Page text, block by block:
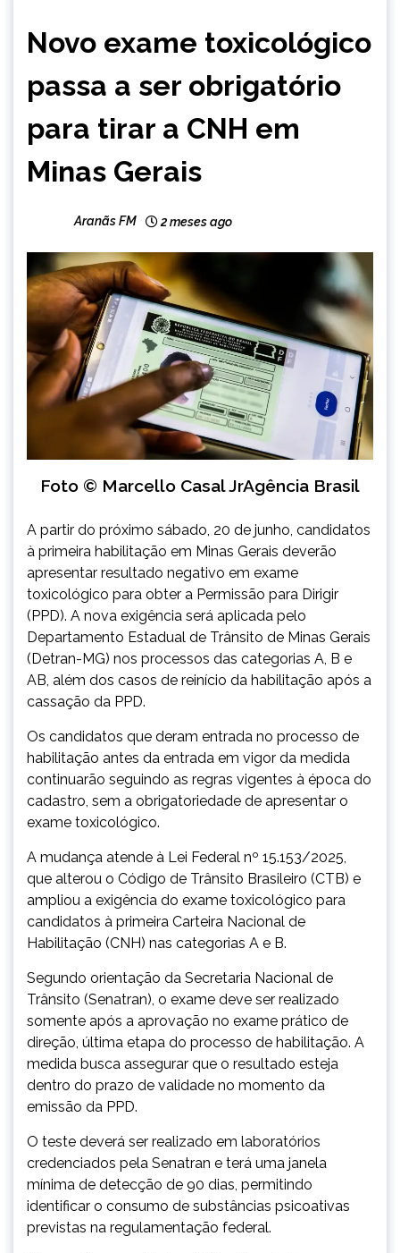
MINAS
NOTÍCIAS
Novo exame toxicológico
passa a ser obrigatório
para tirar a CNH em
Minas Gerais
Aranãs FM 2 meses ago
Foto © Marcello Casal JrAgência Brasil
A partir do próximo sábado, 20 de junho, candidatos
à primeira habilitação em Minas Gerais deverão
apresentar resultado negativo em exame
toxicológico para obter a Permissão para Dirigir
(PPD). A nova exigência será aplicada pelo
Departamento Estadual de Trânsito de Minas Gerais
(Detran-MG) nos processos das categorias A, B e
AB, além dos casos de reinício da habilitação após a
cassação da PPD.
Os candidatos que deram entrada no processo de
habilitação antes da entrada em vigor da medida
continuarão seguindo as regras vigentes à época do
cadastro, sem a obrigatoriedade de apresentar o
exame toxicológico.
A mudança atende à Lei Federal nº 15.153/2025,
que alterou o Código de Trânsito Brasileiro (CTB) e
ampliou a exigência do exame toxicológico para
candidatos à primeira Carteira Nacional de
Habilitação (CNH) nas categorias A e B.
Segundo orientação da Secretaria Nacional de
Trânsito (Senatran), o exame deve ser realizado
somente após a aprovação no exame prático de
direção, última etapa do processo de habilitação. A
medida busca assegurar que o resultado esteja
dentro do prazo de validade no momento da
emissão da PPD.
O teste deverá ser realizado em laboratórios
credenciados pela Senatran e terá uma janela
mínima de detecção de 90 dias, permitindo
identificar o consumo de substâncias psicoativas
previstas na regulamentação federal.